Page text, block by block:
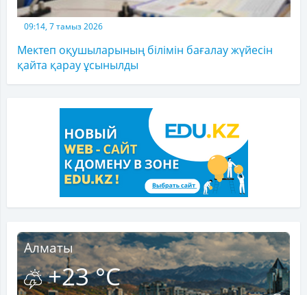
09:14, 7 тамыз 2026
Мектеп оқушыларының білімін бағалау жүйесін
қайта қарау ұсынылды
Алматы
+23 °C